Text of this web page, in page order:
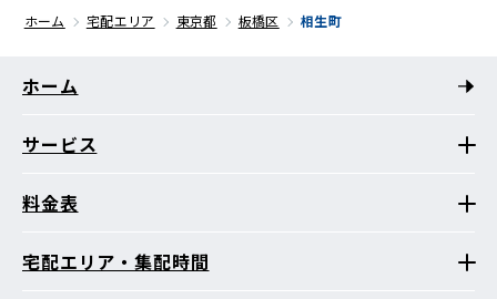
ホーム 宅配エリア 東京都 板橋区 相生町
ホーム
サービス
料金表
宅配エリア・集配時間